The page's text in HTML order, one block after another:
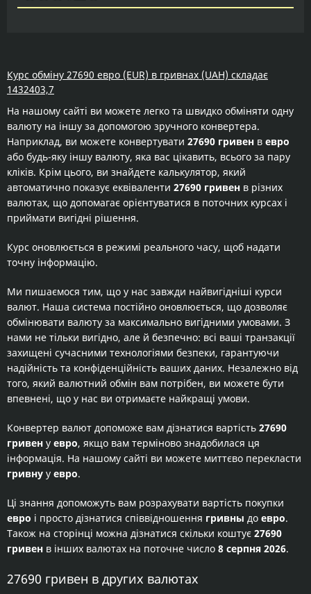
Курс обміну 27690 евро (EUR) в гривнах (UAH) складає
1432403,7
На нашому сайті ви можете легко та швидко обміняти одну
валюту на іншу за допомогою зручного конвертера.
Наприклад, ви можете конвертувати 27690 гривен в евро
або будь-яку іншу валюту, яка вас цікавить, всього за пару
кліків. Крім цього, ви знайдете калькулятор, який
автоматично показує еквіваленти 27690 гривен в різних
валютах, що допомагає орієнтуватися в поточних курсах і
приймати вигідні рішення.
Курс оновлюється в режимі реального часу, щоб надати
точну інформацію.
Ми пишаємося тим, що у нас завжди найвигідніші курси
валют. Наша система постійно оновлюється, що дозволяє
обмінювати валюту за максимально вигідними умовами. З
нами не тільки вигідно, але й безпечно: всі ваші транзакції
захищені сучасними технологіями безпеки, гарантуючи
надійність та конфіденційність ваших даних. Незалежно від
того, який валютний обмін вам потрібен, ви можете бути
впевнені, що у нас ви отримаєте найкращі умови.
Конвертер валют допоможе вам дізнатися вартість 27690
гривен у евро, якщо вам терміново знадобилася ця
інформація. На нашому сайті ви можете миттєво перекласти
гривну у евро.
Ці знання допоможуть вам розрахувати вартість покупки
евро і просто дізнатися співвідношення гривны до евро.
Також на сторінці можна дізнатися скільки коштує 27690
гривен в інших валютах на поточне число 8 серпня 2026.
27690 гривен в других валютах